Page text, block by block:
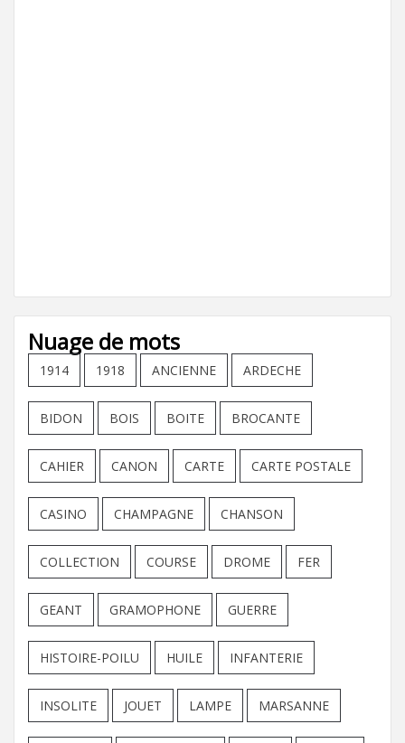
Nuage de mots
1914 1918 ANCIENNE ARDECHE
BIDON BOIS BOITE BROCANTE
CAHIER CANON CARTE CARTE POSTALE
CASINO CHAMPAGNE CHANSON
COLLECTION COURSE DROME FER
GEANT GRAMOPHONE GUERRE
HISTOIRE-POILU HUILE INFANTERIE
INSOLITE JOUET LAMPE MARSANNE